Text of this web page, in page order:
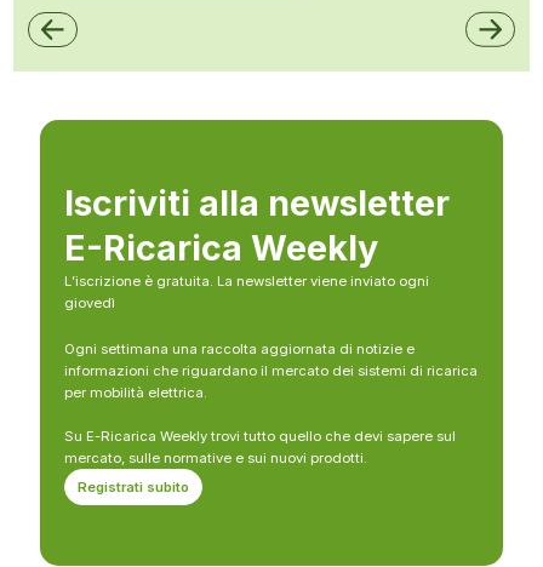
Iscriviti alla newsletter
E-Ricarica Weekly
L’iscrizione è gratuita. La newsletter viene inviato ogni
giovedì
Ogni settimana una raccolta aggiornata di notizie e
informazioni che riguardano il mercato dei sistemi di ricarica
per mobilità elettrica.
Su E-Ricarica Weekly trovi tutto quello che devi sapere sul
mercato, sulle normative e sui nuovi prodotti.
Registrati subito